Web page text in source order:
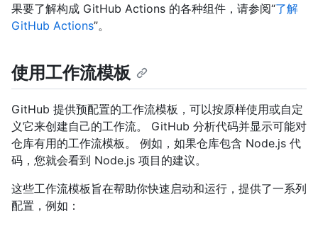
果要了解构成 GitHub Actions 的各种组件，请参阅“了解
GitHub Actions”。
使用工作流模板
GitHub 提供预配置的工作流模板，可以按原样使用或自定
义它来创建自己的工作流。 GitHub 分析代码并显示可能对
仓库有用的工作流模板。 例如，如果仓库包含 Node.js 代
码，您就会看到 Node.js 项目的建议。
这些工作流模板旨在帮助你快速启动和运行，提供了一系列
配置，例如：